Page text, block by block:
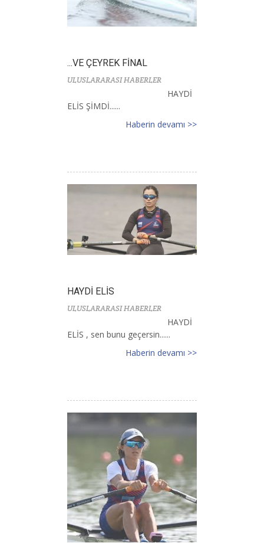
...VE ÇEYREK FİNAL
ULUSLARARASI HABERLER
HAYDİ
ELİS ŞİMDİ......
Haberin devamı >>
HAYDİ ELİS
ULUSLARARASI HABERLER
HAYDİ
ELİS , sen bunu geçersin......
Haberin devamı >>